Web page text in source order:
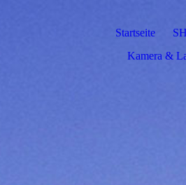
Startseite
Kamera &